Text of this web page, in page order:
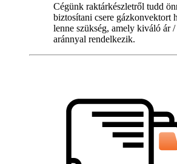
Cégünk raktárkészletről tudd
biztosítani csere gázkonvektort
lenne szükség, amely kiváló ár /
aránnyal rendelkezik.